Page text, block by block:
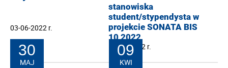
03-06-2022 r.
stanowiska
student/stypendysta w
projekcie SONATA BIS
10 2022
01-06-2022 r.
30
MAJ
09
KWI